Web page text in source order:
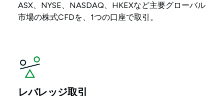
ASX、NYSE、NASDAQ、HKEXなど主要グローバル
市場の株式CFDを、1つの口座で取引。
レバレッジ取引